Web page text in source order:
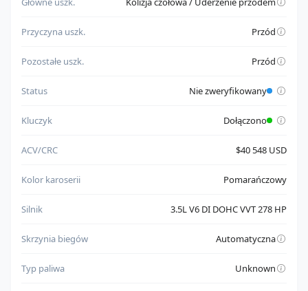
Do weryfikacji:
nie ma w pełni potwierdzonego statusu uruchamiania silnika
Przyczyna uszk. Przód
Pozostałe uszk. Przód
Status Nie zweryfikowany
Kluczyk Dołączono
ACV/CRC $40 548 USD
Kolor karoserii Pomarańczowy
Silnik 3.5L V6 DI DOHC VVT 278 HP
Skrzynia biegów Automatyczna
Typ paliwa Unknown